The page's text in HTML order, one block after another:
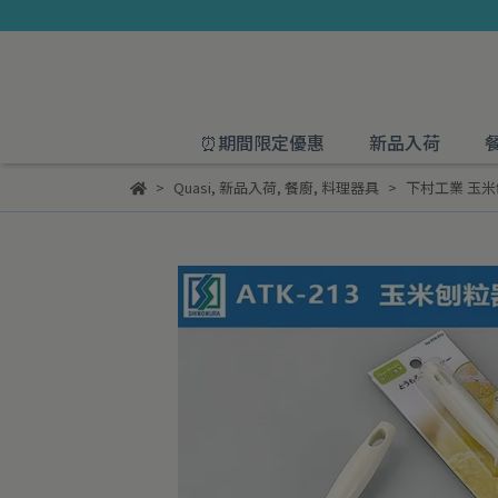
⏰期間限定優惠 新品入荷
Quasi, 新品入荷, 餐廚, 料理器具 下村工業 玉